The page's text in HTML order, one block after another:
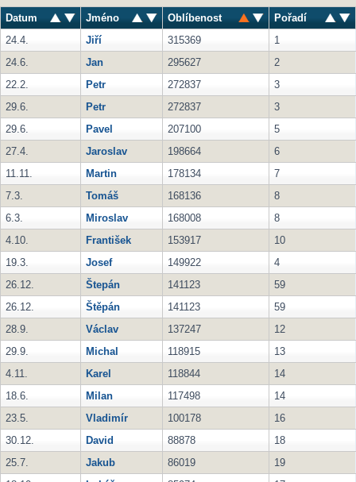
Datum Jméno Oblíbenost
Pořadí
24.4.
Jiří 315369
1
24.6.
Jan 295627
2
22.2.
Petr 272837
3
29.6.
Petr 272837
3
29.6.
Pavel 207100
5
27.4.
Jaroslav 198664
6
11.11.
Martin 178134
7
7.3.
Tomáš 168136
8
6.3.
Miroslav 168008
8
4.10.
František 153917
10
19.3.
Josef 149922
4
26.12.
Štepán 141123
59
26.12.
Štěpán 141123
59
28.9.
Václav 137247
12
29.9.
Michal 118915
13
4.11.
Karel 118844
14
18.6.
Milan 117498
14
23.5.
Vladimír 100178
16
30.12.
David 88878
18
25.7.
Jakub 86019
19